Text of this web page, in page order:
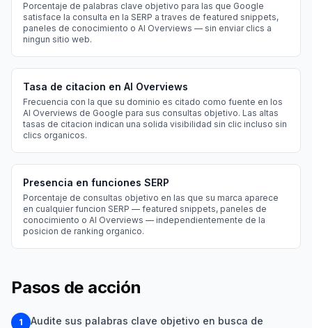
Porcentaje de palabras clave objetivo para las que Google
satisface la consulta en la SERP a traves de featured snippets,
paneles de conocimiento o AI Overviews — sin enviar clics a
ningun sitio web.
Tasa de citacion en AI Overviews
Frecuencia con la que su dominio es citado como fuente en los
AI Overviews de Google para sus consultas objetivo. Las altas
tasas de citacion indican una solida visibilidad sin clic incluso sin
clics organicos.
Presencia en funciones SERP
Porcentaje de consultas objetivo en las que su marca aparece
en cualquier funcion SERP — featured snippets, paneles de
conocimiento o AI Overviews — independientemente de la
posicion de ranking organico.
Pasos de acción
1
Audite sus palabras clave objetivo en busca de